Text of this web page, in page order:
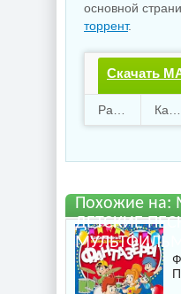
основной
торрент.
Скачать
КАРАОКЕ:
файл
21
Похожие на:
ДЕТСКИЕ